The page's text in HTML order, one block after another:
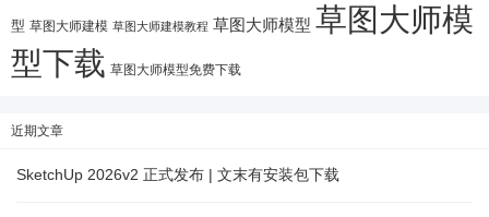
型 草图大师建模 草图大师建模教程 草图大师模型 草图大师模
型下载 草图大师模型免费下载
近期文章
SketchUp 2026v2 正式发布 | 文末有安装包下载